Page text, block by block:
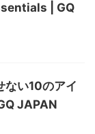
| GQ
ない10のアイ
JAPAN